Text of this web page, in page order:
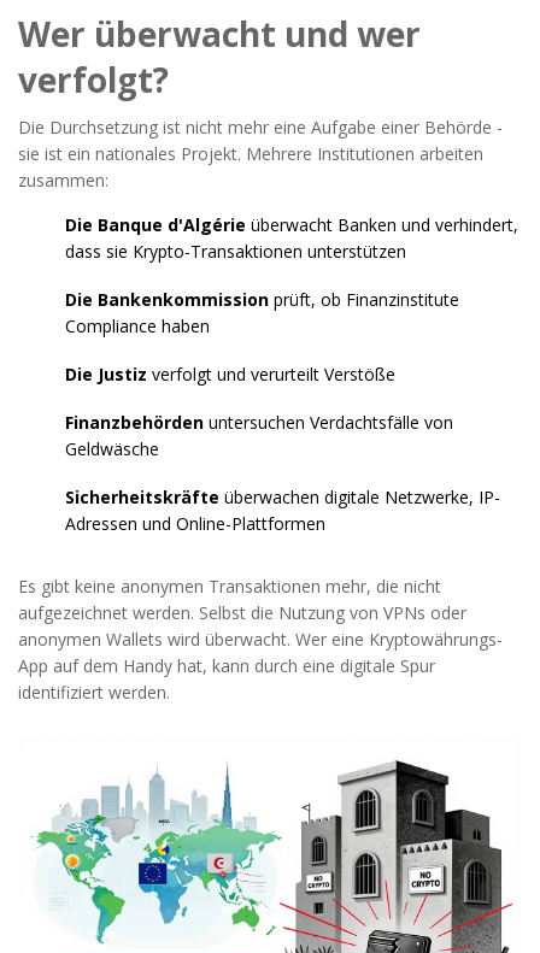
Wer überwacht und wer
verfolgt?
Die Durchsetzung ist nicht mehr eine Aufgabe einer Behörde -
sie ist ein nationales Projekt. Mehrere Institutionen arbeiten
zusammen:
Die Banque d'Algérie überwacht Banken und verhindert,
dass sie Krypto-Transaktionen unterstützen
Die Bankenkommission prüft, ob Finanzinstitute
Compliance haben
Die Justiz verfolgt und verurteilt Verstöße
Finanzbehörden untersuchen Verdachtsfälle von
Geldwäsche
Sicherheitskräfte überwachen digitale Netzwerke, IP-
Adressen und Online-Plattformen
Es gibt keine anonymen Transaktionen mehr, die nicht
aufgezeichnet werden. Selbst die Nutzung von VPNs oder
anonymen Wallets wird überwacht. Wer eine Kryptowährungs-
App auf dem Handy hat, kann durch eine digitale Spur
identifiziert werden.